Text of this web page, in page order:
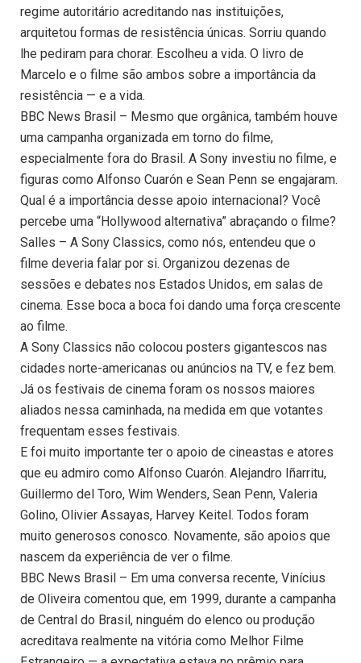
regime autoritário acreditando nas instituições,
arquitetou formas de resistência únicas. Sorriu quando
lhe pediram para chorar. Escolheu a vida. O livro de
Marcelo e o filme são ambos sobre a importância da
resistência — e a vida.
BBC News Brasil – Mesmo que orgânica, também houve
uma campanha organizada em torno do filme,
especialmente fora do Brasil. A Sony investiu no filme, e
figuras como Alfonso Cuarón e Sean Penn se engajaram.
Qual é a importância desse apoio internacional? Você
percebe uma “Hollywood alternativa” abraçando o filme?
Salles – A Sony Classics, como nós, entendeu que o
filme deveria falar por si. Organizou dezenas de
sessões e debates nos Estados Unidos, em salas de
cinema. Esse boca a boca foi dando uma força crescente
ao filme.
A Sony Classics não colocou posters gigantescos nas
cidades norte-americanas ou anúncios na TV, e fez bem.
Já os festivais de cinema foram os nossos maiores
aliados nessa caminhada, na medida em que votantes
frequentam esses festivais.
E foi muito importante ter o apoio de cineastas e atores
que eu admiro como Alfonso Cuarón. Alejandro Iñarritu,
Guillermo del Toro, Wim Wenders, Sean Penn, Valeria
Golino, Olivier Assayas, Harvey Keitel. Todos foram
muito generosos conosco. Novamente, são apoios que
nascem da experiência de ver o filme.
BBC News Brasil – Em uma conversa recente, Vinícius
de Oliveira comentou que, em 1999, durante a campanha
de Central do Brasil, ninguém do elenco ou produção
acreditava realmente na vitória como Melhor Filme